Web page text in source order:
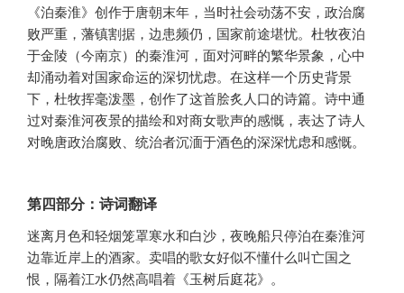
《泊秦淮》创作于唐朝末年，当时社会动荡不安，政治腐
败严重，藩镇割据，边患频仍，国家前途堪忧。杜牧夜泊
于金陵（今南京）的秦淮河，面对河畔的繁华景象，心中
却涌动着对国家命运的深切忧虑。在这样一个历史背景
下，杜牧挥毫泼墨，创作了这首脍炙人口的诗篇。诗中通
过对秦淮河夜景的描绘和对商女歌声的感慨，表达了诗人
对晚唐政治腐败、统治者沉湎于酒色的深深忧虑和感慨。
第四部分：诗词翻译
迷离月色和轻烟笼罩寒水和白沙，夜晚船只停泊在秦淮河
边靠近岸上的酒家。卖唱的歌女好似不懂什么叫亡国之
恨，隔着江水仍然高唱着《玉树后庭花》。